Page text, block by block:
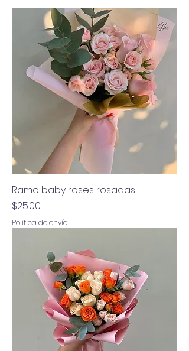
Ramo baby roses rosadas
Precio
$25.00
Política de envío